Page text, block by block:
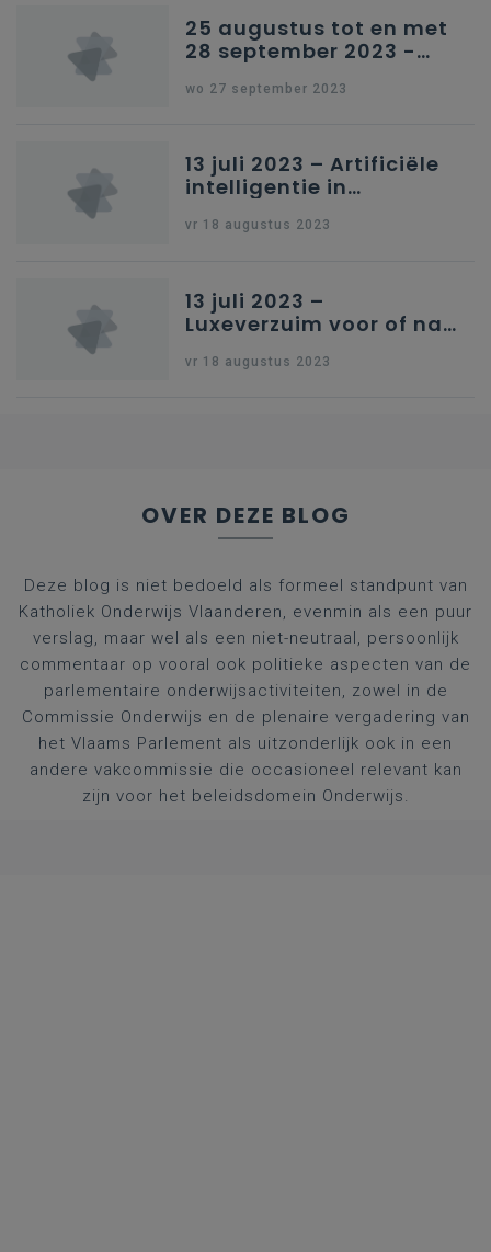
25 augustus tot en met
28 september 2023 -
wo 27 september 2023
13 juli 2023 – Artificiële
intelligentie in
vr 18 augustus 2023
13 juli 2023 –
Luxeverzuim voor of na
vr 18 augustus 2023
OVER DEZE BLOG
Deze blog is niet bedoeld als formeel standpunt van
Katholiek Onderwijs Vlaanderen, evenmin als een puur
verslag, maar wel als een niet-neutraal, persoonlijk
commentaar op vooral ook politieke aspecten van de
parlementaire onderwijsactiviteiten, zowel in de
Commissie Onderwijs en de plenaire vergadering van
het Vlaams Parlement als uitzonderlijk ook in een
andere vakcommissie die occasioneel relevant kan
zijn voor het beleidsdomein Onderwijs.